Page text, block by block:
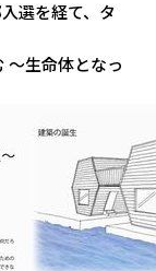
選を経て、タ
〜生命体となっ